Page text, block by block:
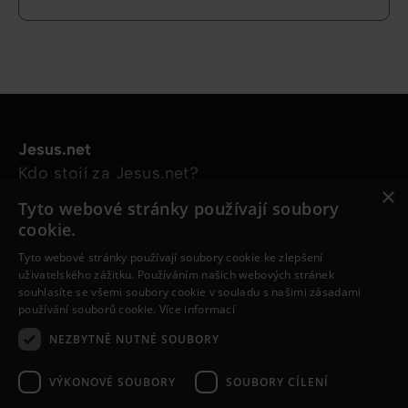
Jesus.net
Kdo stojí za Jesus.net?
Články
Online kurzy
Naše projekty
Chci se zeptat
Sleduj nás
×
Tyto webové stránky používají soubory
cookie.
Tyto webové stránky používají soubory cookie ke zlepšení
uživatelského zážitku. Používáním našich webových stránek
souhlasíte se všemi soubory cookie v souladu s našimi zásadami
používání souborů cookie. Více informací
NEZBYTNĚ NUTNÉ SOUBORY
VÝKONOVÉ SOUBORY SOUBORY CÍLENÍ